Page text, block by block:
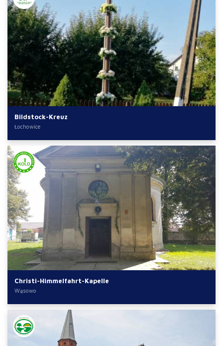
Bildstock-Kreuz
Łochowice
Christi-Himmelfahrt-Kapelle
Wąsowo